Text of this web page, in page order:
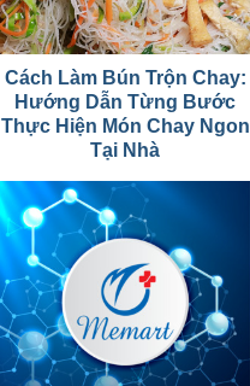
Cách Làm Bún Trộn Chay:
Hướng Dẫn Từng Bước
Thực Hiện Món Chay Ngon
Tại Nhà